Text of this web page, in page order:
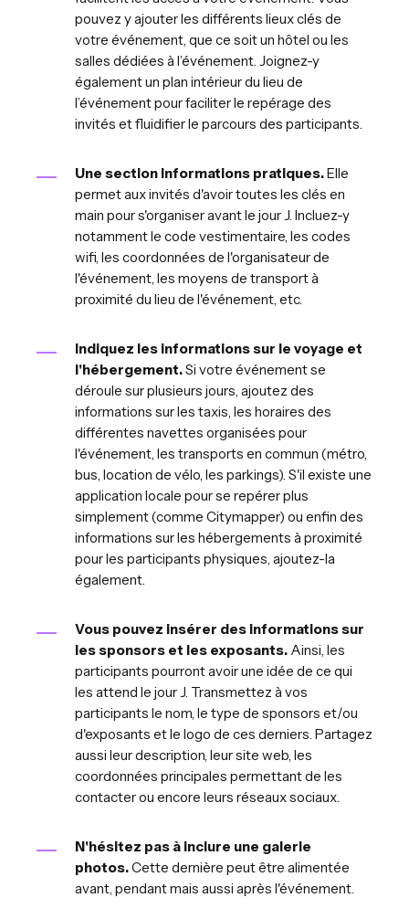
pouvez y ajouter les différents lieux clés de
votre événement, que ce soit un hôtel ou les
salles dédiées à l’événement. Joignez-y
également un plan intérieur du lieu de
l’événement pour faciliter le repérage des
invités et fluidifier le parcours des participants.
Une section Informations pratiques.Elle
permet aux invités d'avoir toutes les clés en
main pour s'organiser avant le jour J. Incluez-y
notamment le code vestimentaire, les codes
wifi, les coordonnées de l'organisateur de
l'événement, les moyens de transport à
proximité du lieu de l'événement, etc.
Indiquez les informations sur le voyage et
l'hébergement.Si votre événement se
déroule sur plusieurs jours, ajoutez des
informations sur les taxis, les horaires des
différentes navettes organisées pour
l'événement, les transports en commun (métro,
bus, location de vélo, les parkings). S'il existe une
application locale pour se repérer plus
simplement (comme Citymapper) ou enfin des
informations sur les hébergements à proximité
pour les participants physiques, ajoutez-la
également.
Vous pouvez insérer des informations sur
les sponsors et les exposants. Ainsi, les
participants pourront avoir une idée de ce qui
les attend le jour J. Transmettez à vos
participants le nom, le type de sponsors et/ou
d'exposants et le logo de ces derniers. Partagez
aussi leur description, leur site web, les
coordonnées principales permettant de les
contacter ou encore leurs réseaux sociaux.
N'hésitez pas à inclure une galerie
photos.Cette dernière peut être alimentée
avant, pendant mais aussi après l'événement.